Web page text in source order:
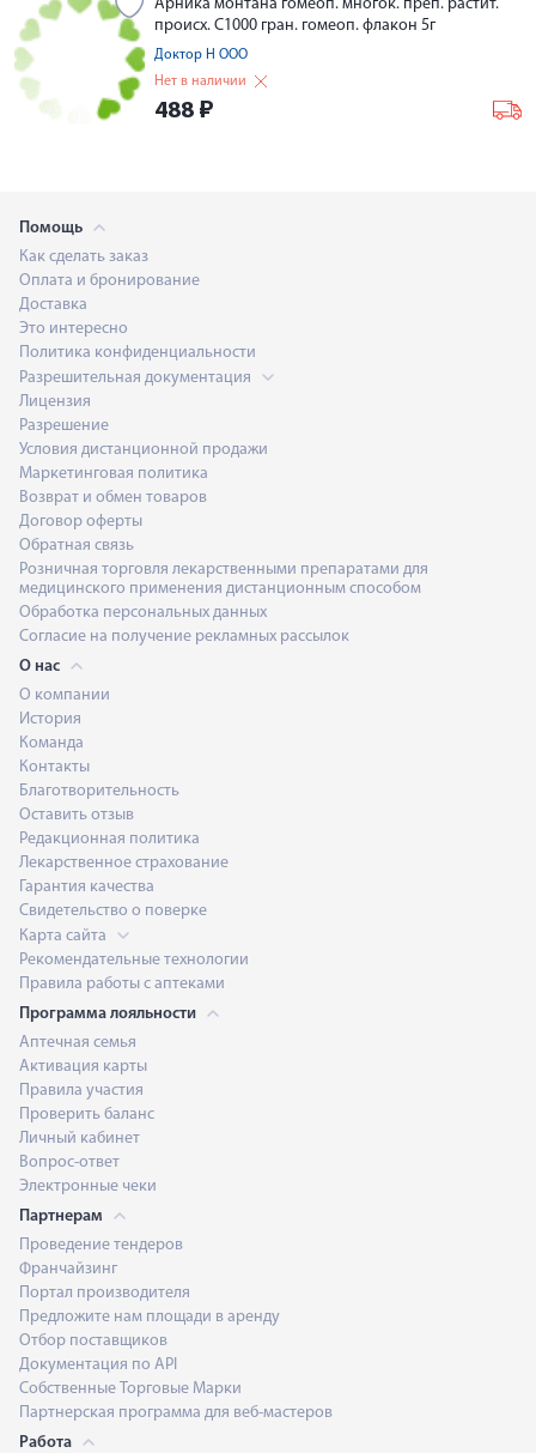
Арника монтана гомеоп. многок. преп. растит.
происх. С1000 гран. гомеоп. флакон 5г
Доктор Н ООО
Нет в наличии
488 ₽
Помощь
Как сделать заказ
Оплата и бронирование
Доставка
Это интересно
Политика конфиденциальности
Разрешительная документация
Лицензия
Разрешение
Условия дистанционной продажи
Маркетинговая политика
Возврат и обмен товаров
Договор оферты
Обратная связь
Розничная торговля лекарственными препаратами для
медицинского применения дистанционным способом
Обработка персональных данных
Согласие на получение рекламных рассылок
О нас
О компании
История
Команда
Контакты
Благотворительность
Оставить отзыв
Редакционная политика
Лекарственное страхование
Гарантия качества
Свидетельство о поверке
Карта сайта
Рекомендательные технологии
Правила работы с аптеками
Программа лояльности
Аптечная семья
Активация карты
Правила участия
Проверить баланс
Личный кабинет
Вопрос-ответ
Электронные чеки
Партнерам
Проведение тендеров
Франчайзинг
Портал производителя
Предложите нам площади в аренду
Отбор поставщиков
Документация по API
Собственные Торговые Марки
Партнерская программа для веб-мастеров
Работа